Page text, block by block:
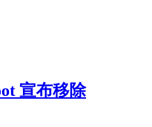
宣布移除